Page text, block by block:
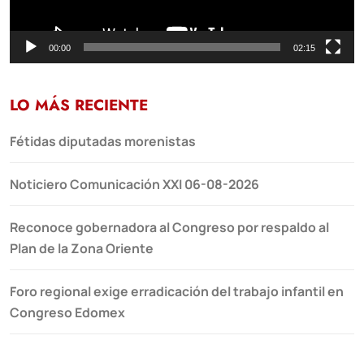
00:00 02:15
LO MÁS RECIENTE
Fétidas diputadas morenistas
Noticiero Comunicación XXI 06-08-2026
Reconoce gobernadora al Congreso por respaldo al
Plan de la Zona Oriente
Foro regional exige erradicación del trabajo infantil en
Congreso Edomex